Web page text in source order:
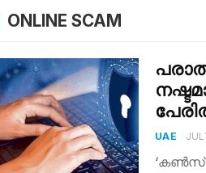
ONLINE SCAM
UAE